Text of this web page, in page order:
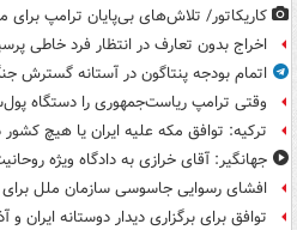
کاریکاتور/ تلاش‌های بی‌پایان ترامپ برای
اخراج بدون تعارف در انتظار فرد خاطی
اتمام بودجه پنتاگون در آستانه گسترش
وقتی ترامپ ریاست‌جمهوری را دستگاه
ترکیه: توافق مکه علیه ایران یا هیچ
جهانگیر: آقای خرازی به دادگاه ویژه
افشای رسوایی جاسوسی سازمان ملل
توافق برای برگزاری دیدار دوستانه ایران و